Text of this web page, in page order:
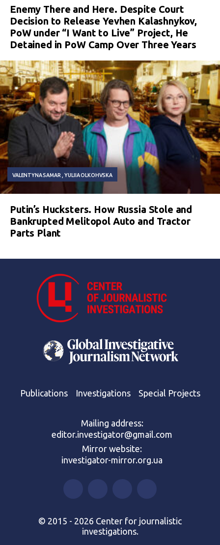
Enemy There and Here. Despite Court
Decision to Release Yevhen Kalashnykov,
PoW under “I Want to Live” Project, He
Detained in PoW Camp Over Three Years
VALENTYNA SAMAR YULIIA OLKOHVSKA
Putin’s Hucksters. How Russia Stole and
Bankrupted Melitopol Auto and Tractor
Parts Plant
Publications Investigations Special Projects
Mailing address:
editor.investigator@gmail.com
Mirror website:
investigator-mirror.org.ua
© 2015 - 2026 Center for journalistic
investigations.